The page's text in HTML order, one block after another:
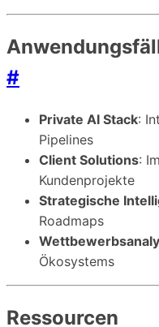
#
Private AI Stack:
Pipelines
Client Solutions:
Kundenprojekte
Strategische
Roadmaps
Ökosystems
Ressourcen